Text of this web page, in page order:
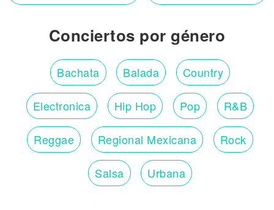
Conciertos por género
Bachata Balada Country
Electronica Hip Hop Pop R&B
Reggae Regional Mexicana Rock
Salsa Urbana